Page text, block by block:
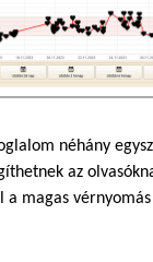
néhány
az
a magas